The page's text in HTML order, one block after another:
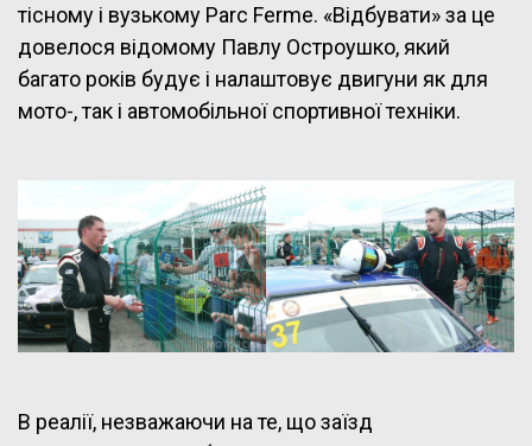
тісному і вузькому Parc Ferme. «Відбувати» за це
довелося відомому Павлу Остроушко, який
багато років будує і налаштовує двигуни як для
мото-, так і автомобільної спортивної техніки.
В реалії, незважаючи на те, що заїзд